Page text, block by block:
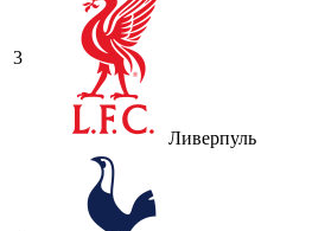
3
Ливерпуль